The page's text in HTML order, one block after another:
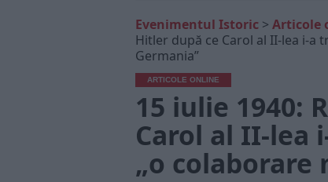
Evenimentul Istoric > Articole
Hitler după ce Carol al II-lea i-a
Germania”
ARTICOLE ONLINE
15 iulie 1940:
Carol al II-lea
„o colaborare